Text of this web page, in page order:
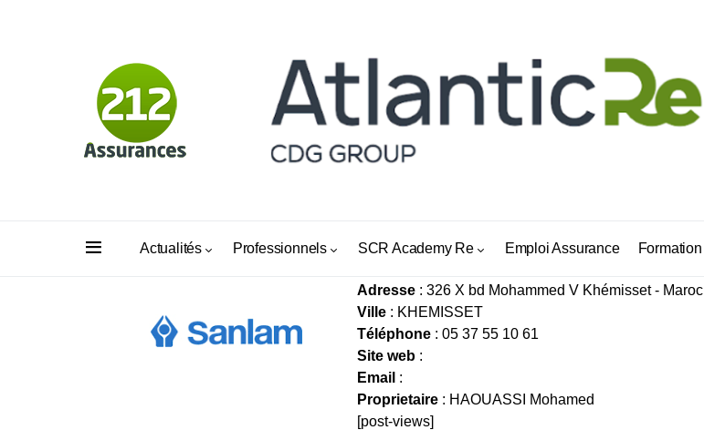
Actualités Professionnels SCR Academy Re Emploi Assurance Formation
AL MARKAZIA ASSURANCE
Adresse : 326 X bd Mohammed V Khémisset - Maroc
Ville : KHEMISSET
Téléphone : 05 37 55 10 61
Site web :
Email :
Proprietaire : HAOUASSI Mohamed
[post-views]